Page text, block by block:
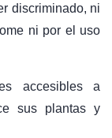
discriminado, ni
ni por el uso
accesibles a
sus plantas y